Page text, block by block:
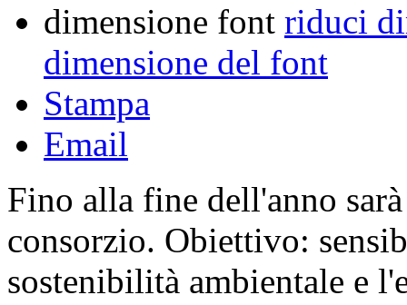
dimensione font riduci
dimensione del font
Stampa
Email
Fino alla fine dell'anno
consorzio. Obiettivo:
sostenibilità ambientale e